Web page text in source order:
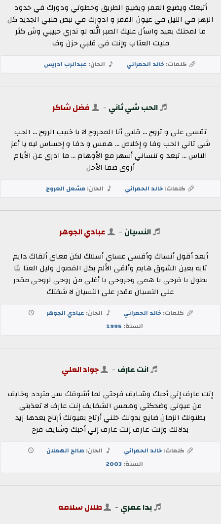
أتبعك ويضيع العمر ويضيع الطريق وخطوتي ودورك في خدود
الزهر في الليل في عيون القمر و ادورك في نبض قلبي الجديد كل
ما لمحتك بعيد واسأل عليك الصبر الله لو تدري حبيبي وش كثر
مليت العتاب وإنت في قلبي حزن وف
كلمات:خالد الحمراني الحان: عبدالرب ادريس
الحب شي ثاني - فضل شاكر
تقسى على و تروح ... قلبي أنا المجروح لا يا خبيب الروح ... الحب
شي ثاني الحب وفا و إخلاص ... همس و دفا و إحساس ليه يا أعز
الناس ... تبعد و تنساني أسهر مع الأوهام ... ما ادري عن الأيام
أروى ضما الأحل
كلمات:خالد الحمراني الحان: مشعل العروج
النسيان - عبادي الجوهر
أبعد أقول أنساك وأقسى عساي أسلاك لكن معاي ألقاك دايم
تايه بعين الشوق هايم وألقى الألم بكل الفصول وليل العنا بيّا
يطول يا فرحي يا همي وجروحي يا أغلى من روحي لروحي مقدر
على النسيان مقدر على النسيان لا شفتك
كلمات:خالد الحمراني الحان: عبادي الجوهر
السنة: 1995
انت عارف - جواد العلي
إنت عارف إني أحبك وشـايف فرحتي لما أشوفك بس متردد وخايف
من عيوني وضحكتي وهمس الشفايف إنت عارف لا تعذبني
بظنونك الزمان ضايع بدونك خلني أرتاح بعيونك أرتاح بعدها زيد
بدلالك وإنت عارف إنت عارف إني أحبك وشايف فرح
كلمات:خالد الحمراني الحان: صالح الهملان
السنة:2003
بدا عمري - طلال سلامه